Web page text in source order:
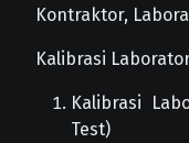
Kontraktor,
Kalibrasi
Kalibrasi
Test)